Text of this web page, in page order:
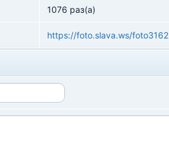
1076 раз(а)
https://foto.slava.ws/foto3162